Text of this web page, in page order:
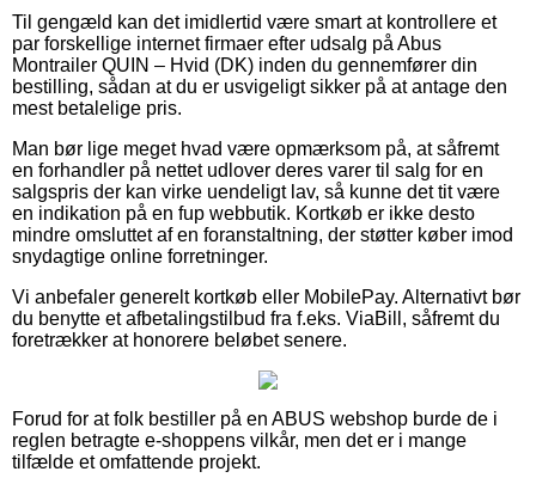
Til gengæld kan det imidlertid være smart at kontrollere et
par forskellige internet firmaer efter udsalg på Abus
Montrailer QUIN – Hvid (DK) inden du gennemfører din
bestilling, sådan at du er usvigeligt sikker på at antage den
mest betalelige pris.
Man bør lige meget hvad være opmærksom på, at såfremt
en forhandler på nettet udlover deres varer til salg for en
salgspris der kan virke uendeligt lav, så kunne det tit være
en indikation på en fup webbutik. Kortkøb er ikke desto
mindre omsluttet af en foranstaltning, der støtter køber imod
snydagtige online forretninger.
Vi anbefaler generelt kortkøb eller MobilePay. Alternativt bør
du benytte et afbetalingstilbud fra f.eks. ViaBill, såfremt du
foretrækker at honorere beløbet senere.
Forud for at folk bestiller på en ABUS webshop burde de i
reglen betragte e-shoppens vilkår, men det er i mange
tilfælde et omfattende projekt.